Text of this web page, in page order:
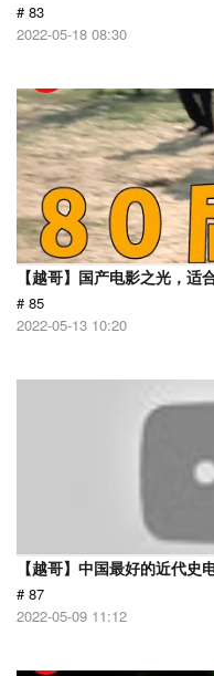
# 83
2022-05-18 08:30
【越哥】国产电影之光，适
# 85
2022-05-13 10:20
【越哥】中国最好的近代史
# 87
2022-05-09 11:12